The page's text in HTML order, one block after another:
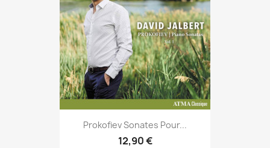
Prokofiev Sonates Pour...
12,90 €